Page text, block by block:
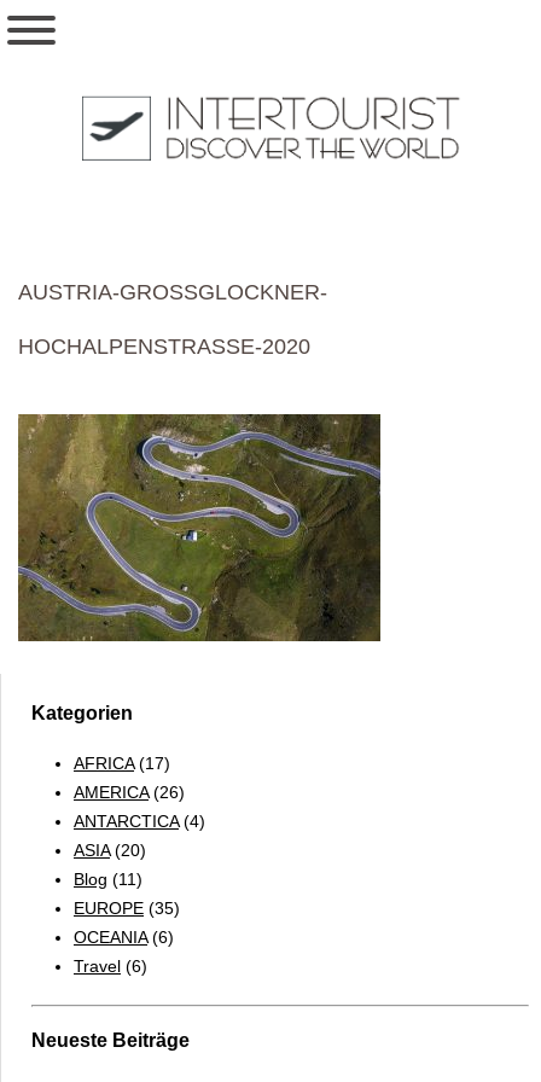
AUSTRIA-GROSSGLOCKNER-
HOCHALPENSTRASSE-2020
Kategorien
AFRICA(17)
AMERICA(26)
ANTARCTICA(4)
ASIA(20)
Blog (11)
EUROPE (35)
OCEANIA(6)
Travel (6)
Neueste Beiträge